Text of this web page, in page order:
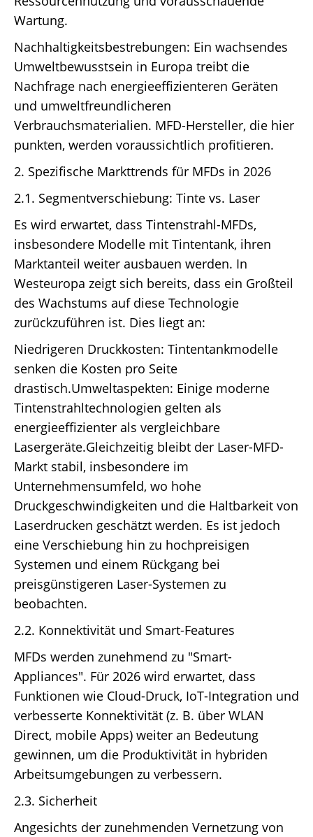
Wartung.
Nachhaltigkeitsbestrebungen: Ein wachsendes
Umweltbewusstsein in Europa treibt die
Nachfrage nach energieeffizienteren Geräten
und umweltfreundlicheren
Verbrauchsmaterialien. MFD-Hersteller, die hier
punkten, werden voraussichtlich profitieren.
2. Spezifische Markttrends für MFDs in 2026
2.1. Segmentverschiebung: Tinte vs. Laser
Es wird erwartet, dass Tintenstrahl-MFDs,
insbesondere Modelle mit Tintentank, ihren
Marktanteil weiter ausbauen werden. In
Westeuropa zeigt sich bereits, dass ein Großteil
des Wachstums auf diese Technologie
zurückzuführen ist. Dies liegt an:
Niedrigeren Druckkosten: Tintentankmodelle
senken die Kosten pro Seite
drastisch.Umweltaspekten: Einige moderne
Tintenstrahltechnologien gelten als
energieeffizienter als vergleichbare
Lasergeräte.Gleichzeitig bleibt der Laser-MFD-
Markt stabil, insbesondere im
Unternehmensumfeld, wo hohe
Druckgeschwindigkeiten und die Haltbarkeit von
Laserdrucken geschätzt werden. Es ist jedoch
eine Verschiebung hin zu hochpreisigen
Systemen und einem Rückgang bei
preisgünstigeren Laser-Systemen zu
beobachten.
2.2. Konnektivität und Smart-Features
MFDs werden zunehmend zu "Smart-
Appliances". Für 2026 wird erwartet, dass
Funktionen wie Cloud-Druck, IoT-Integration und
verbesserte Konnektivität (z. B. über WLAN
Direct, mobile Apps) weiter an Bedeutung
gewinnen, um die Produktivität in hybriden
Arbeitsumgebungen zu verbessern.
2.3. Sicherheit
Angesichts der zunehmenden Vernetzung von